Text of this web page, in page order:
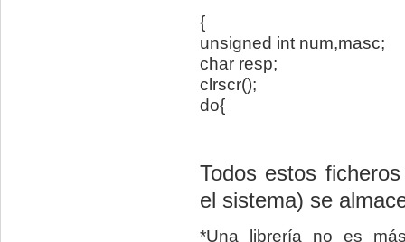
{
unsigned int num,masc;
char resp;
clrscr();
do{
Todos estos
el sistema) se
*Una librería no es